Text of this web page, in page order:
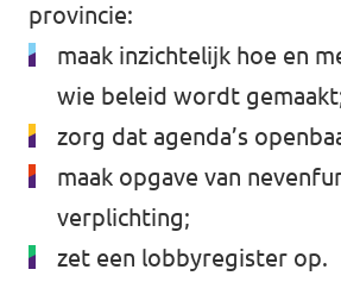
provincie:
maak inzichtelijk hoe en
wie beleid wordt
zorg dat agenda’s
maak opgave van
verplichting;
zet een lobbyregister op.